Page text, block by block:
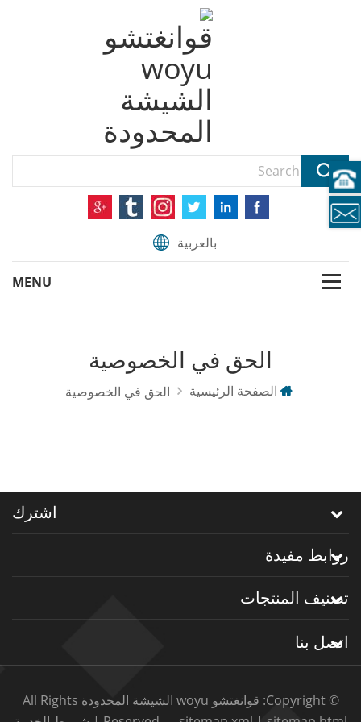
بالعربية
الحق في الخصوصية
الصفحة الرئيسية الحق في الخصوصية
اشترك
روابط مفيدة
تصنيف المنتجات
اتصل بنا
© Copyright: قوانغتشو woyu الشيشة المحدودة All Rights